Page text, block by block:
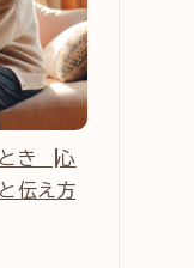
き ┃ 心
伝え方